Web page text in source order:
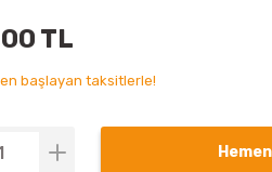
TL
başlayan taksitlerle!
Hemen